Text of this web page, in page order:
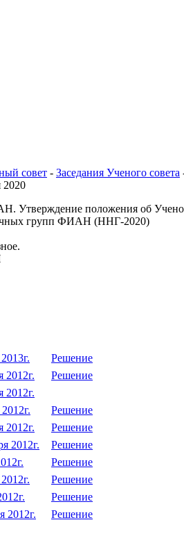
совет - Заседания Ученого совета
2020
Утверждение положения об
групп ФИАН (ННГ-2020)
Решение
2012г.
Решение
2012г.
Решение
2012г.
Решение
2012г.
Решение
Решение
Решение
Решение
2012г.
Решение